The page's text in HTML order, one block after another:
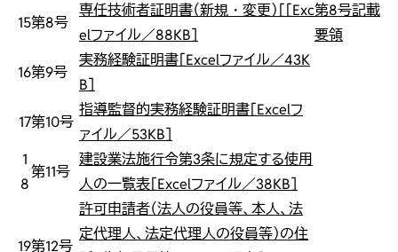
15第8号
専任技術者証明書（新規・変更）［［Exc
elファイル／88KB］
第8号記載
要領
16第9号
実務経験証明書［Excelファイル／43K
B］
17第10号
指導監督的実務経験証明書［Excelフ
ァイル／53KB］
1
8
第11号
建設業法施行令第3条に規定する使用
人の一覧表［Excelファイル／38KB］
19第12号
許可申請者（法人の役員等、本人、法
定代理人、法定代理人の役員等）の住